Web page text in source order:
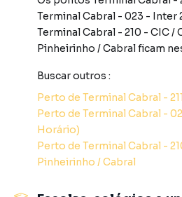
Tecnologia Residencial: Porta de
fechadura eletrônica por senha e
pronta para ar-condicionado
ambientes;
Vagas Privativas: 2 vagas de
de fácil manobra.
Infraestrutura de Lazer
O Condomínio Gaia estende a
Terminal Cabral - 023 -
Terminal Cabral - 210 - CIC /
Pinheirinho / Cabralficam
Buscar outros :
Perto de Terminal Cabral -
Perto de Terminal Cabral -
Horário)
Perto de Terminal Cabral -
Pinheirinho / Cabral